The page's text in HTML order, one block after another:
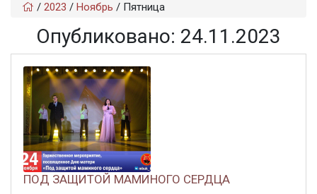
/ 2023 / Ноябрь / Пятница
Опубликовано: 24.11.2023
ПОД ЗАЩИТОЙ МАМИНОГО СЕРДЦА